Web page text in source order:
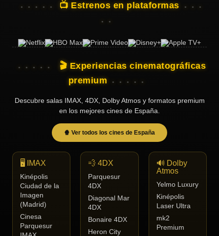
📺 Estrenos en plataformas
🎬 Experiencias cinematográficas
premium
Descubre salas IMAX, 4DX, Dolby Atmos y formatos premium
en los mejores cines de España.
🍿 Ver todos los cines de España
🖥️ IMAX
Kinépolis
Ciudad de la
Imagen
(Madrid)
Cinesa
Parquesur
💨 4DX
Parquesur
4DX
Diagonal Mar
4DX
Bonaire 4DX
Heron City
🔊 Dolby
Atmos
Yelmo Luxury
Kinépolis
Laser Ultra
mk2
Premium